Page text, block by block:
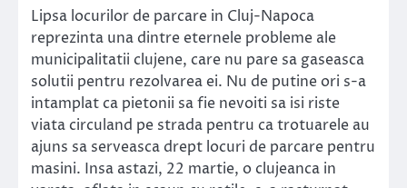
Lipsa locurilor de parcare in Cluj-Napoca
reprezinta una dintre eternele probleme ale
municipalitatii clujene, care nu pare sa gaseasca
solutii pentru rezolvarea ei. Nu de putine ori s-a
intamplat ca pietonii sa fie nevoiti sa isi riste
viata circuland pe strada pentru ca trotuarele au
ajuns sa serveasca drept locuri de parcare pentru
masini. Insa astazi, 22 martie, o clujeanca in